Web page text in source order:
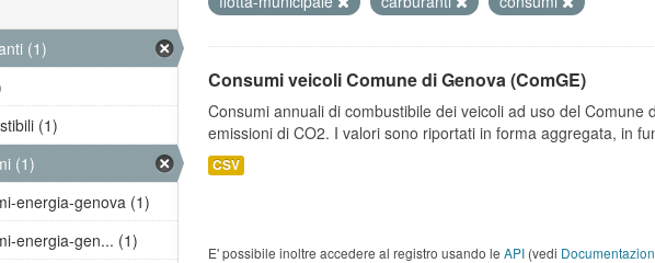
Consumi veicoli Comune di Genova (ComGE)
Consumi annuali di combustibile dei veicoli ad uso del Comune
emissioni di CO2. I valori sono riportati in forma aggregata, in
CSV
E' possibile inoltre accedere al registro usando le API (vedi
(1)
(1)
(1)
energia-genova (1)
energia-gen... (1)